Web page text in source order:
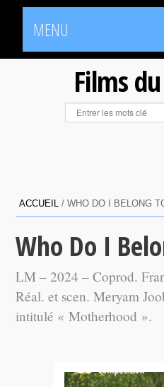
MENU
Films
ACCUEIL /WHO DO I BELONG
Who Do I
LM – 2024 – Coprod.
Réal. et scen. Meryam
intitulé « Motherhood ».